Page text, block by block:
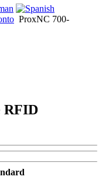
ProxNC 700-
RFID